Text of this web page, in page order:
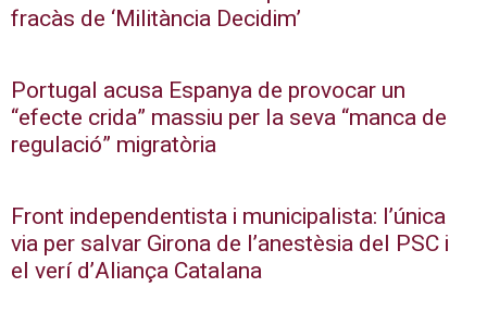
fracàs de ‘Militància Decidim’
Portugal acusa Espanya de provocar un
“efecte crida” massiu per la seva “manca de
regulació” migratòria
Front independentista i municipalista: l’única
via per salvar Girona de l’anestèsia del PSC i
el verí d’Aliança Catalana